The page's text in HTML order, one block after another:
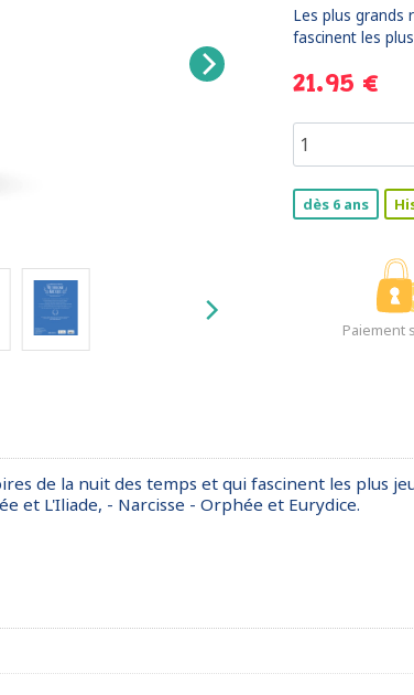
Les plus grands
fascinent les
21.95 €
dès 6 ans
Paiement
de la nuit des temps et qui fascinent les plus
et L'Iliade, - Narcisse - Orphée et Eurydice.